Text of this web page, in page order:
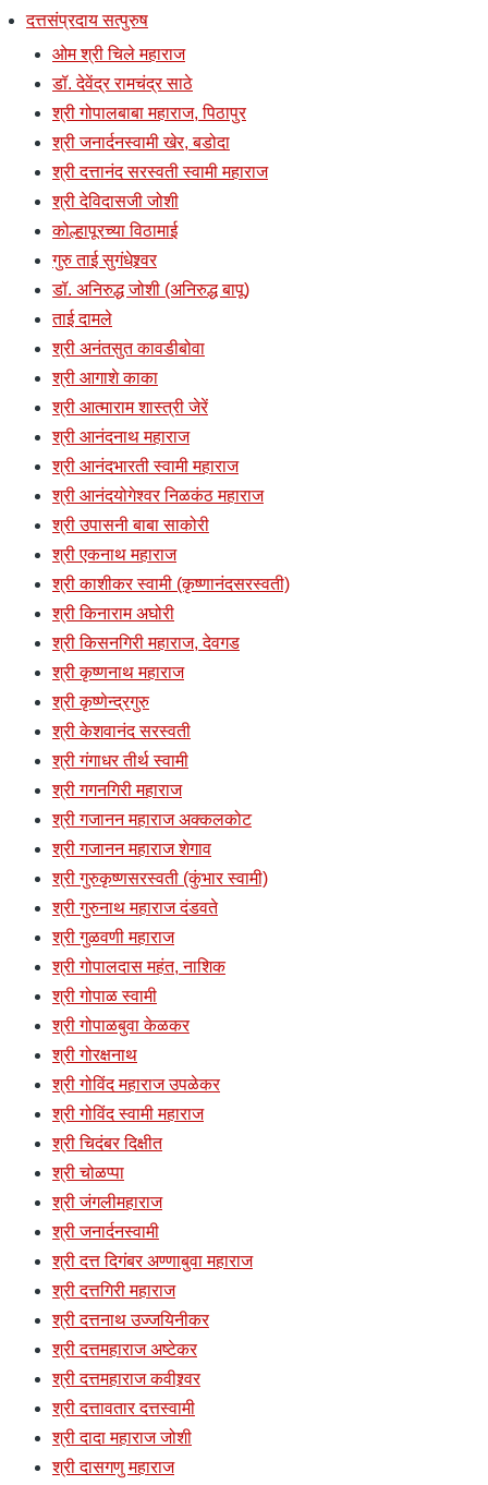
दत्तसंप्रदाय सत्पुरुष
ओम श्री चिले महाराज
डॉ. देवेंद्र रामचंद्र साठे
श्री गोपालबाबा महाराज, पिठापुर
श्री जनार्दनस्वामी खेर, बडोदा
श्री दत्तानंद सरस्वती स्वामी महाराज
श्री देविदासजी जोशी
कोल्हापूरच्या विठामाई
गुरु ताई सुगंधेश्र्वर
डॉ. अनिरुद्ध जोशी (अनिरुद्ध बापू)
ताई दामले
श्री अनंतसुत कावडीबोवा
श्री आगाशे काका
श्री आत्माराम शास्त्री जेरें
श्री आनंदनाथ महाराज
श्री आनंदभारती स्वामी महाराज
श्री आनंदयोगेश्वर निळकंठ महाराज
श्री उपासनी बाबा साकोरी
श्री एकनाथ महाराज
श्री काशीकर स्वामी (कृष्णानंदसरस्वती)
श्री किनाराम अघोरी
श्री किसनगिरी महाराज, देवगड
श्री कृष्णनाथ महाराज
श्री कृष्णेन्द्रगुरु
श्री केशवानंद सरस्वती
श्री गंगाधर तीर्थ स्वामी
श्री गगनगिरी महाराज
श्री गजानन महाराज अक्कलकोट
श्री गजानन महाराज शेगाव
श्री गुरुकृष्णसरस्वती (कुंभार स्वामी)
श्री गुरुनाथ महाराज दंडवते
श्री गुळवणी महाराज
श्री गोपालदास महंत, नाशिक
श्री गोपाळ स्वामी
श्री गोपाळबुवा केळकर
श्री गोरक्षनाथ
श्री गोविंद महाराज उपळेकर
श्री गोविंद स्वामी महाराज
श्री चिदंबर दिक्षीत
श्री चोळप्पा
श्री जंगलीमहाराज
श्री जनार्दनस्वामी
श्री दत्त दिगंबर अण्णाबुवा महाराज
श्री दत्तगिरी महाराज
श्री दत्तनाथ उज्जयिनीकर
श्री दत्तमहाराज अष्टेकर
श्री दत्तमहाराज कवीश्र्वर
श्री दत्तावतार दत्तस्वामी
श्री दादा महाराज जोशी
श्री दासगणु महाराज